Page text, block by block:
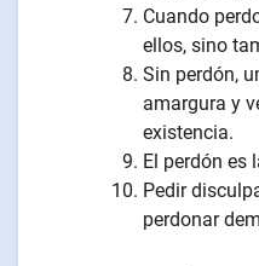
Cuando
ellos, sino
Sin perdón,
amargura y
existencia.
El perdón es
Pedir
perdonar